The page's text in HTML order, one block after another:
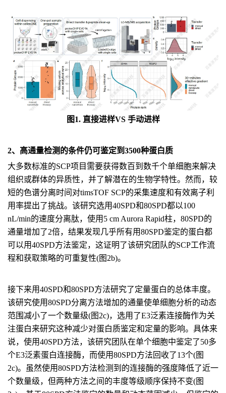
图1. 直接进样VS 手动进样
2、高通量检测的条件仍可鉴定到3500种蛋白质
大多数标准的SCP项目需要获得数百到数千个单细胞来解决
组织或群体的异质性，并了解潜在的生物学特性。然而，较
短的色谱分离时间对timsTOF SCP的采集速度和有效离子利
用率提出了挑战。该研究选用40SPD和80SPD都以100
nL/min的速度分离肽，使用5 cm Aurora Rapid柱，80SPD的
通量增加了2倍，结果发现几乎所有用80SPD鉴定的蛋白都
可以用40SPD方法鉴定，这证明了该研究团队的SCP工作流
程和获取策略的可重复性(图2b)。
接下来用40SPD和80SPD方法研究了定量蛋白的总体丰度。
该研究使用80SPD分离方法增加的通量使单细胞分析的动态
范围减小了一个数量级(图2c)，选用了E3泛素连接酶作为关
注蛋白来研究这种减少对蛋白质鉴定和定量的影响。具体来
说，使用40SPD方法，该研究团队在单个细胞中鉴定了50多
个E3泛素蛋白连接酶，而使用80SPD方法回收了13个(图
2c)。虽然使用80SPD方法检测到的连接酶的强度降低了近一
个数量级，但两种方法之间的丰度等级顺序保持不变(图